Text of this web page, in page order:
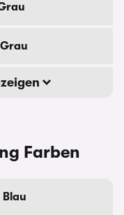
Farben
Blau